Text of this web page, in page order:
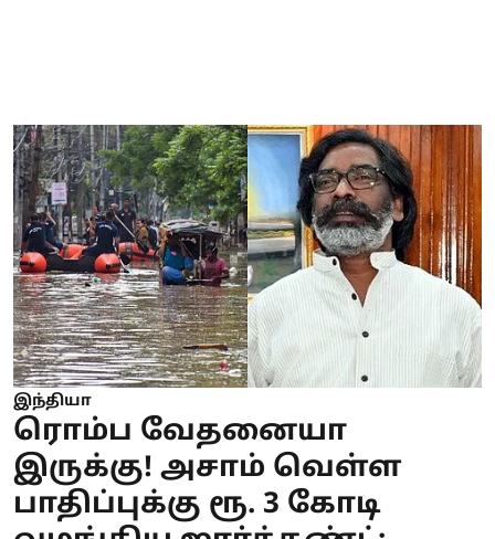
இந்தியா
ரொம்ப வேதனையா
இருக்கு! அசாம் வெள்ள
பாதிப்புக்கு ரூ. 3 கோடி